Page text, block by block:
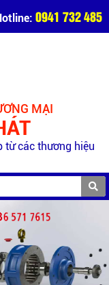
0941 732 485
MẠI
từ các thương hiệu